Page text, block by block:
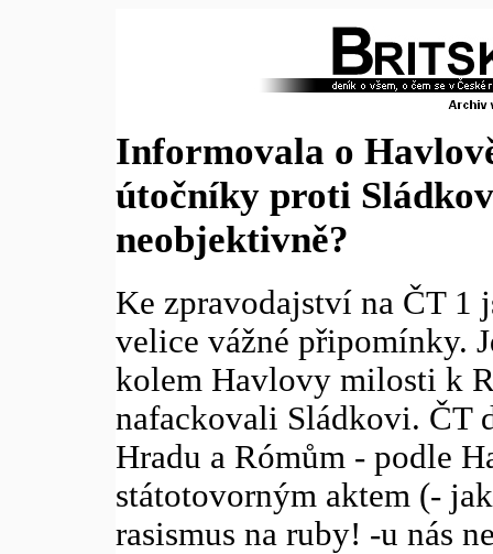
Informovala o
útočníky proti
neobjektivně?
Ke zpravodajství na ČT 1
velice vážné připomínky.
kolem Havlovy milosti k
nafackovali Sládkovi. ČT
Hradu a Rómům - podle
státotovorným aktem (-
rasismus na ruby! -u nás